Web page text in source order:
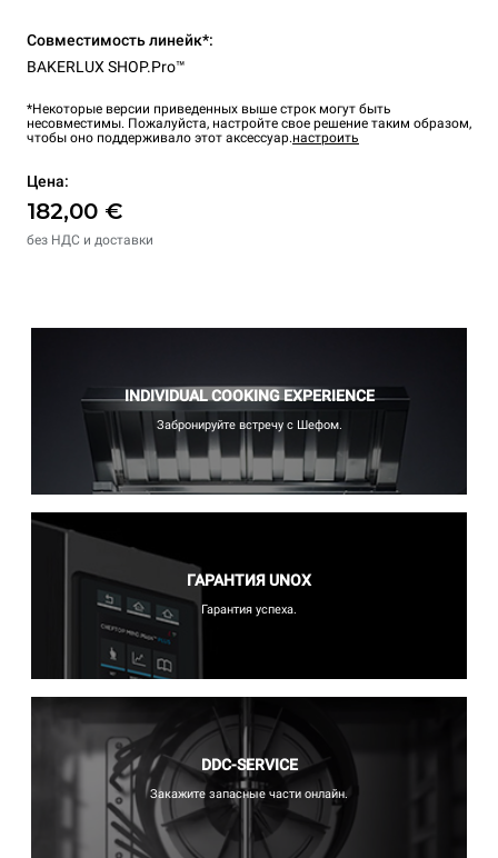
Совместимость линейк*:
BAKERLUX SHOP.Pro™
*Некоторые версии приведенных выше строк могут быть
несовместимы. Пожалуйста, настройте свое решение таким образом,
чтобы оно поддерживало этот аксессуар.настроить
Цена:
182,00 €
без НДС и доставки
INDIVIDUAL COOKING EXPERIENCE
Забронируйте встречу с Шефом.
ГАРАНТИЯ UNOX
Гарантия успеха.
DDC-SERVICE
Закажите запасные части онлайн.